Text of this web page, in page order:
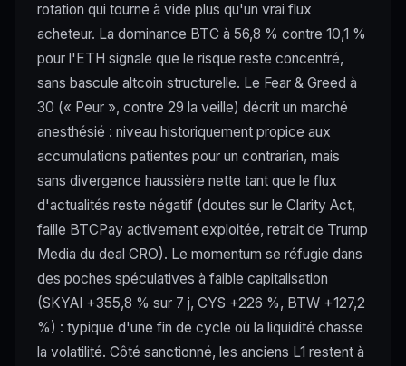
rotation qui tourne à vide plus qu'un vrai flux
acheteur. La dominance BTC à 56,8 % contre 10,1 %
pour l'ETH signale que le risque reste concentré,
sans bascule altcoin structurelle. Le Fear & Greed à
30 (« Peur », contre 29 la veille) décrit un marché
anesthésié : niveau historiquement propice aux
accumulations patientes pour un contrarian, mais
sans divergence haussière nette tant que le flux
d'actualités reste négatif (doutes sur le Clarity Act,
faille BTCPay activement exploitée, retrait de Trump
Media du deal CRO). Le momentum se réfugie dans
des poches spéculatives à faible capitalisation
(SKYAI +355,8 % sur 7 j, CYS +226 %, BTW +127,2
%) : typique d'une fin de cycle où la liquidité chasse
la volatilité. Côté sanctionné, les anciens L1 restent à